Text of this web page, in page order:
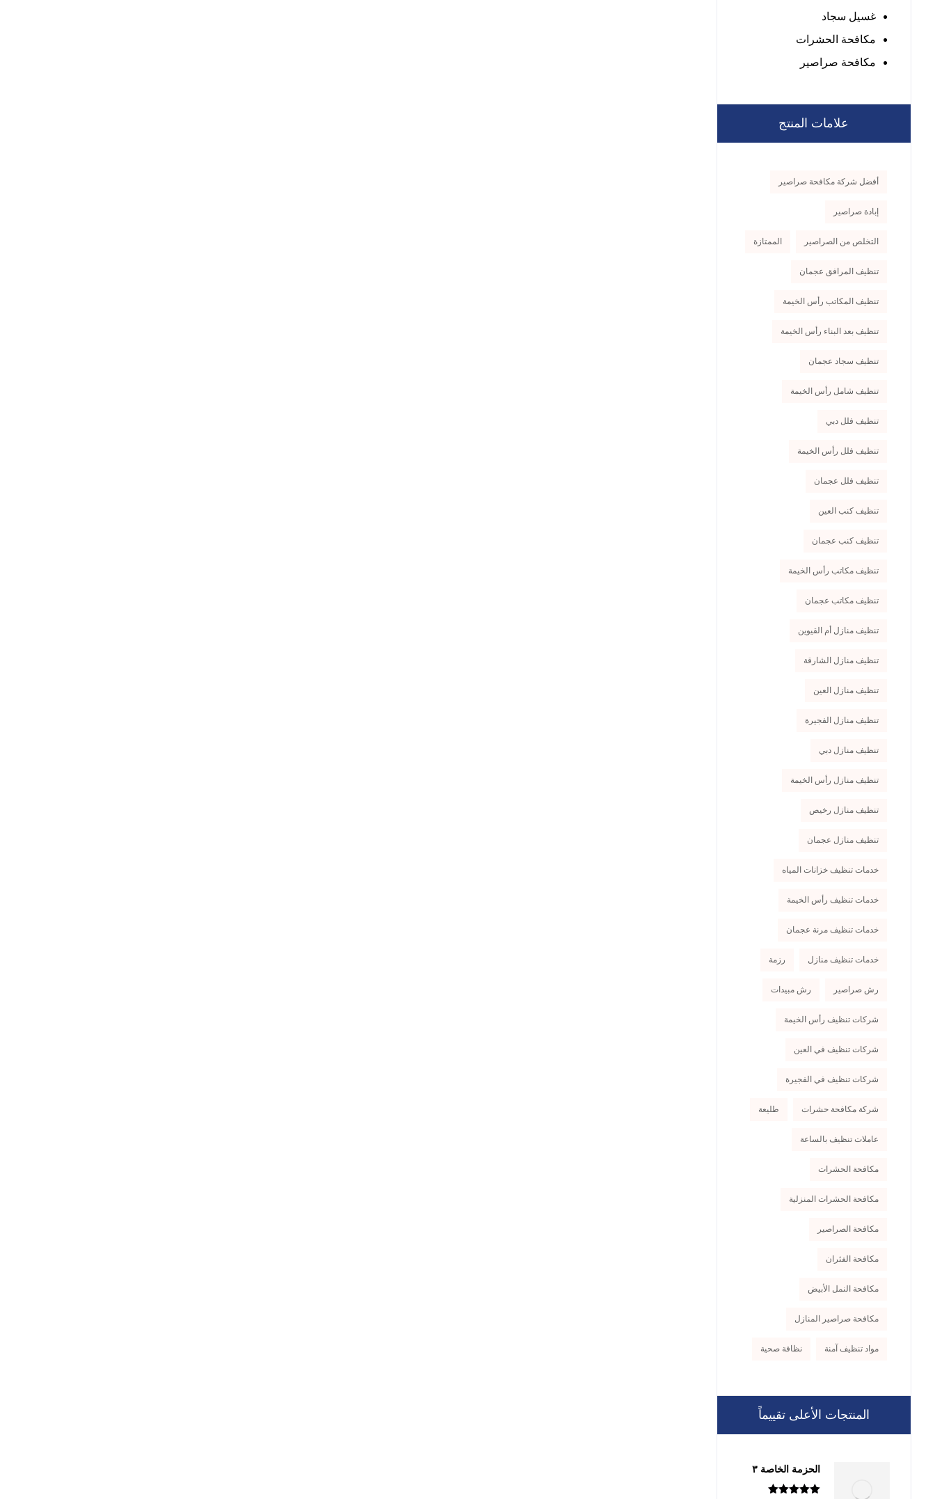
غسيل سجاد
مكافحة الحشرات
مكافحة صراصير
علامات المنتج
أفضل شركة مكافحة صراصير
إبادة صراصير
التخلص من الصراصير الممتازة
تنظيف المرافق عجمان
تنظيف المكاتب رأس الخيمة
تنظيف بعد البناء رأس الخيمة
تنظيف سجاد عجمان
تنظيف شامل رأس الخيمة
تنظيف فلل دبي
تنظيف فلل رأس الخيمة
تنظيف فلل عجمان
تنظيف كنب العين
تنظيف كنب عجمان
تنظيف مكاتب رأس الخيمة
تنظيف مكاتب عجمان
تنظيف منازل أم القيوين
تنظيف منازل الشارقة
تنظيف منازل العين
تنظيف منازل الفجيرة
تنظيف منازل دبي
تنظيف منازل رأس الخيمة
تنظيف منازل رخيص
تنظيف منازل عجمان
خدمات تنظيف خزانات المياه
خدمات تنظيف رأس الخيمة
خدمات تنظيف مرنة عجمان
خدمات تنظيف منازل رزمة
رش صراصير رش مبيدات
شركات تنظيف رأس الخيمة
شركات تنظيف في العين
شركات تنظيف في الفجيرة
شركة مكافحة حشرات طليعة
عاملات تنظيف بالساعة
مكافحة الحشرات
مكافحة الحشرات المنزلية
مكافحة الصراصير
مكافحة الفئران
مكافحة النمل الأبيض
مكافحة صراصير المنازل
مواد تنظيف آمنة نظافة صحية
المنتجات الأعلى تقييماً
الحزمة الخاصة ٣